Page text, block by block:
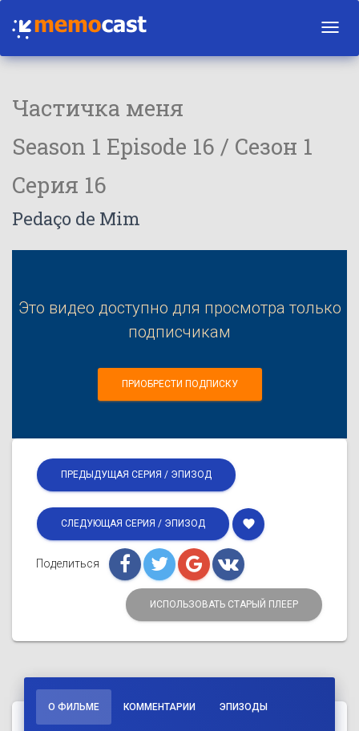
Частичка меня
Season 1 Episode 16 / Сезон 1
Серия 16
Pedaço de Mim
Это видео доступно для просмотра только
подписчикам
ПРИОБРЕСТИ ПОДПИСКУ
ПРЕДЫДУЩАЯ СЕРИЯ / ЭПИЗОД
СЛЕДУЮЩАЯ СЕРИЯ / ЭПИЗОД favorite
Поделиться
ИСПОЛЬЗОВАТЬ СТАРЫЙ ПЛЕЕР
О ФИЛЬМЕ КОММЕНТАРИИ ЭПИЗОДЫ